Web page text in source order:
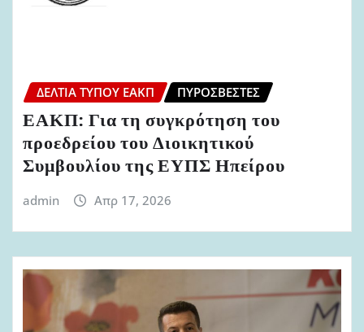
ΔΕΛΤΊΑ ΤΎΠΟΥ ΕΑΚΠ ΠΥΡΟΣΒΈΣΤΕΣ
ΕΑΚΠ: Για τη συγκρότηση του
προεδρείου του Διοικητικού
Συμβουλίου της ΕΥΠΣ Ηπείρου
admin Απρ 17, 2026